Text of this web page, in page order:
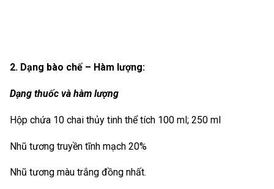
2. Dạng bào chế – Hàm lượng:
Dạng thuốc và hàm lượng
Hộp chứa 10 chai thủy tinh thể tích 100 ml; 250 ml
Nhũ tương truyền tĩnh mạch 20%
Nhũ tương màu trắng đồng nhất.